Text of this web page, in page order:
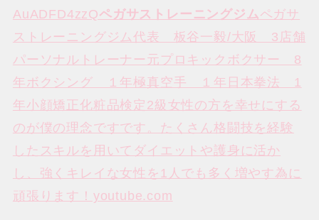
AuADFD4zzQペガサストレーニングジムペガサ
ストレーニングジム代表 板谷一毅/大阪 3店舗
パーソナルトレーナー元プロキックボクサー 8
年ボクシング １年極真空手 １年日本拳法 1
年小顔矯正化粧品検定2級女性の方を幸せにする
のが僕の理念ですです。たくさん格闘技を経験
したスキルを用いてダイエットや護身に活か
し、強くキレイな女性を1人でも多く増やす為に
頑張ります！youtube.com